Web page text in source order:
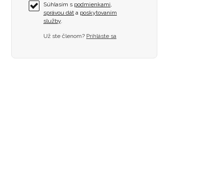
Súhlasím s podmienkami,
správou dát a poskytovaním
služby.
Už ste členom? Prihláste sa